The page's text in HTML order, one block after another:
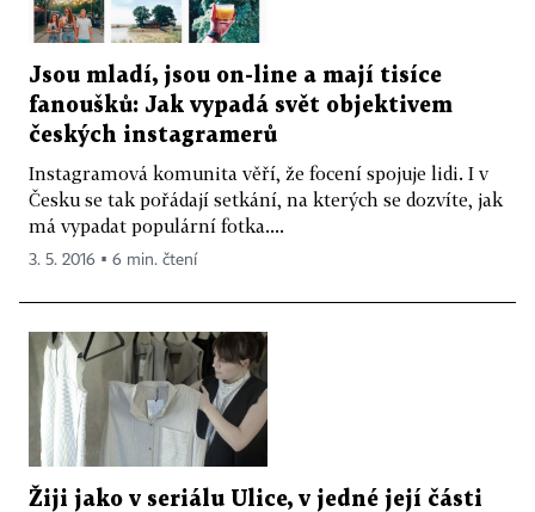
Jsou mladí, jsou on-line a mají tisíce
fanoušků: Jak vypadá svět objektivem
českých instagramerů
Instagramová komunita věří, že focení spojuje lidi. I v
Česku se tak pořádají setkání, na kterých se dozvíte, jak
má vypadat populární fotka....
3. 5. 2016 ▪ 6 min. čtení
Žiji jako v seriálu Ulice, v jedné její části